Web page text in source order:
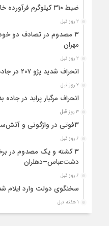
ضبط ۳۱۰ کیلوگرم فرآورده خام دامی غیرقابل مصرف در ایلام
۲ روز قبل
مهران
۲ روز قبل
انحراف شدید پژو ۲۰۷ در جاده بدره/ یک نفر جان باخت
۲ روز قبل
انحراف مرگبار پراید در جاده
۳ روز قبل
۳فوتی در واژگونی و آتش‌سوزی پژو ۴۰۵ در کمربندی شرقی ایلام
۶ روز قبل
دشت‌عباس–دهلران
۶ روز قبل
سخنگوی دولت وارد ایلام
۱ هفته قبل
استقرار ۷۱۴ دستگاه